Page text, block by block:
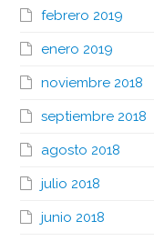
febrero 2019
enero 2019
noviembre 2018
septiembre 2018
agosto 2018
julio 2018
junio 2018